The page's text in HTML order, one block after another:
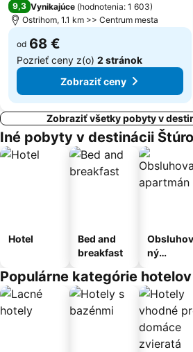
Óbuda
Zoo
13th District
9,3 Vynikajúce (hodnotenia: 1 603)
Ostrihom, 1.1 km >> Centrum mesta
od 68 €
Pozrieť ceny z(o) 2 stránok
Zobraziť ceny
Zobraziť všetky pobyty v
Iné pobyty v destinácii
Hotel
Bed and
breakfast
ný
Populárne kategórie